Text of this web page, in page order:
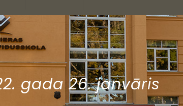
gada 26. janvāris